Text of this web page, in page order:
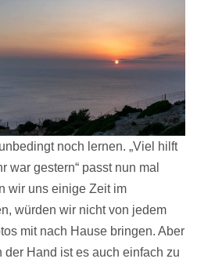
noch lernen. „Viel hilft
war gestern“ passt nun mal
wir uns einige Zeit im
würden wir nicht von jedem
mit nach Hause bringen. Aber
Hand ist es auch einfach zu